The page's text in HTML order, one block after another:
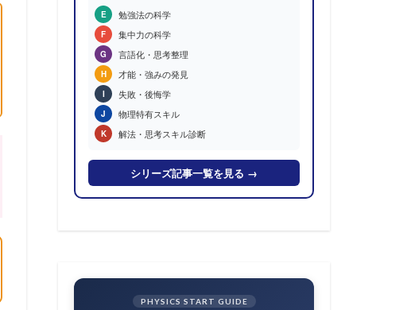
E
勉強法の科学
F 集中力の科学
G 言語化・思考整理
H 才能・強みの発見
I 失敗・後悔学
J 物理特有スキル
K 解法・思考スキル診断
シリーズ記事一覧を見る →
PHYSICS START GUIDE